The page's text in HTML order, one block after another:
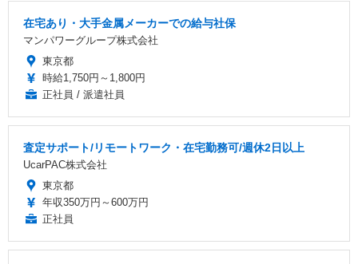
在宅あり・大手金属メーカーでの給与社保
マンパワーグループ株式会社
東京都
時給1,750円～1,800円
正社員 / 派遣社員
査定サポート/リモートワーク・在宅勤務可/週休2日以上
UcarPAC株式会社
東京都
年収350万円～600万円
正社員